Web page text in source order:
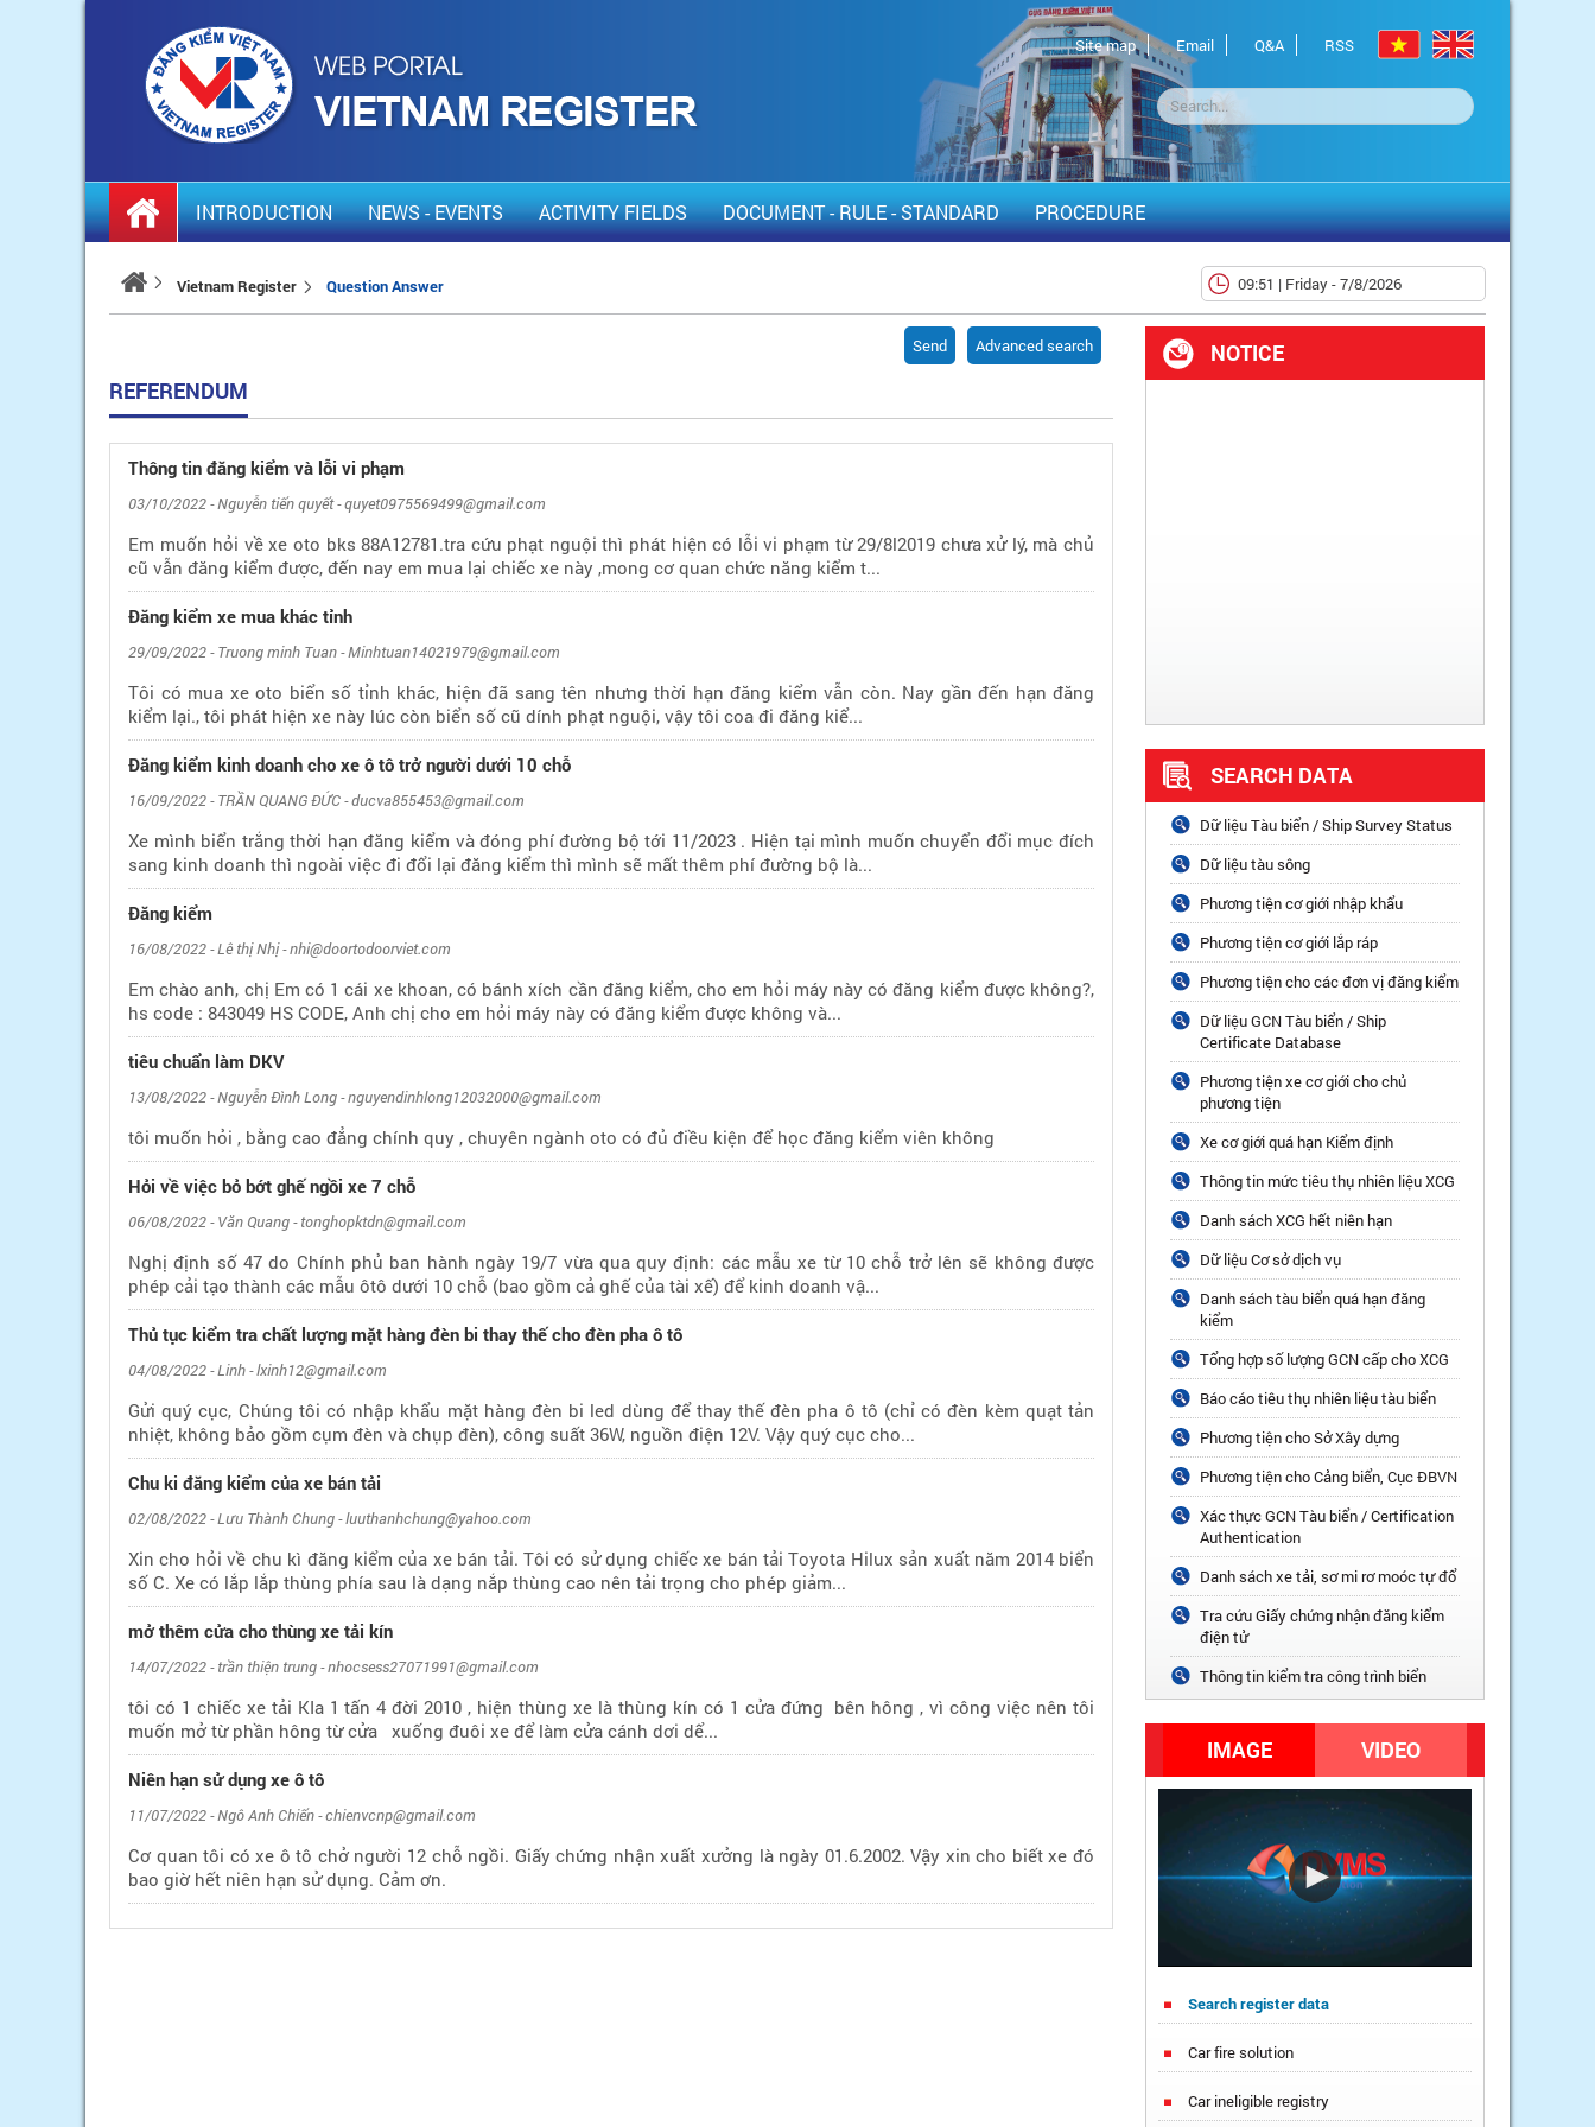
Site map Email Q&A RSS
INTRODUCTION NEWS - EVENTS ACTIVITY FIELDS DOCUMENT - RULE - STANDARD PROCEDURE
Vietnam Register Question Answer 09:51 | Friday - 7/8/2026
Send Advanced search
REFERENDUM
Thông tin đăng kiểm và lỗi vi phạm
03/10/2022 - Nguyễn tiến quyết - quyet0975569499@gmail.com
Em muốn hỏi về xe oto bks 88A12781.tra cứu phạt nguội thì phát hiện có lỗi vi phạm từ 29/8l2019 chưa xử lý, mà chủ
cũ vẫn đăng kiểm được, đến nay em mua lại chiếc xe này ,mong cơ quan chức năng kiểm t...
Đăng kiểm xe mua khác tỉnh
29/09/2022 - Truong minh Tuan - Minhtuan14021979@gmail.com
Tôi có mua xe oto biển số tỉnh khác, hiện đã sang tên nhưng thời hạn đăng kiểm vẫn còn. Nay gần đến hạn đăng
kiểm lại., tôi phát hiện xe này lúc còn biển số cũ dính phạt nguội, vậy tôi coa đi đăng kiể...
Đăng kiểm kinh doanh cho xe ô tô trở người dưới 10 chỗ
16/09/2022 - TRẦN QUANG ĐỨC - ducva855453@gmail.com
Xe mình biển trắng thời hạn đăng kiểm và đóng phí đường bộ tới 11/2023 . Hiện tại mình muốn chuyển đổi mục đích
sang kinh doanh thì ngoài việc đi đổi lại đăng kiểm thì mình sẽ mất thêm phí đường bộ là...
Đăng kiểm
16/08/2022 - Lê thị Nhị - nhi@doortodoorviet.com
Em chào anh, chị Em có 1 cái xe khoan, có bánh xích cần đăng kiểm, cho em hỏi máy này có đăng kiểm được không?,
hs code : 843049 HS CODE, Anh chị cho em hỏi máy này có đăng kiểm được không và...
tiêu chuẩn làm DKV
13/08/2022 - Nguyễn Đình Long - nguyendinhlong12032000@gmail.com
tôi muốn hỏi , bằng cao đẳng chính quy , chuyên ngành oto có đủ điều kiện để học đăng kiểm viên không
Hỏi về việc bỏ bớt ghế ngồi xe 7 chỗ
06/08/2022 - Văn Quang - tonghopktdn@gmail.com
Nghị định số 47 do Chính phủ ban hành ngày 19/7 vừa qua quy định: các mẫu xe từ 10 chỗ trở lên sẽ không được
phép cải tạo thành các mẫu ôtô dưới 10 chỗ (bao gồm cả ghế của tài xế) để kinh doanh vậ...
Thủ tục kiểm tra chất lượng mặt hàng đèn bi thay thế cho đèn pha ô tô
04/08/2022 - Linh - lxinh12@gmail.com
Gửi quý cục, Chúng tôi có nhập khẩu mặt hàng đèn bi led dùng để thay thế đèn pha ô tô (chỉ có đèn kèm quạt tản
nhiệt, không bảo gồm cụm đèn và chụp đèn), công suất 36W, nguồn điện 12V. Vậy quý cục cho...
Chu ki đăng kiểm của xe bán tải
02/08/2022 - Lưu Thành Chung - luuthanhchung@yahoo.com
Xin cho hỏi về chu kì đăng kiểm của xe bán tải. Tôi có sử dụng chiếc xe bán tải Toyota Hilux sản xuất năm 2014 biển
số C. Xe có lắp lắp thùng phía sau là dạng nắp thùng cao nên tải trọng cho phép giảm...
mở thêm cửa cho thùng xe tải kín
14/07/2022 - trần thiện trung - nhocsess27071991@gmail.com
tôi có 1 chiếc xe tải KIa 1 tấn 4 đời 2010 , hiện thùng xe là thùng kín có 1 cửa đứng bên hông , vì công việc nên tôi
muốn mở từ phần hông từ cửa xuống đuôi xe để làm cửa cánh dơi dể...
Niên hạn sử dụng xe ô tô
11/07/2022 - Ngô Anh Chiến - chienvcnp@gmail.com
Cơ quan tôi có xe ô tô chở người 12 chỗ ngồi. Giấy chứng nhận xuất xưởng là ngày 01.6.2002. Vậy xin cho biết xe đó
bao giờ hết niên hạn sử dụng. Cảm ơn.
NOTICE
SEARCH DATA
Dữ liệu Tàu biển / Ship Survey Status
Dữ liệu tàu sông
Phương tiện cơ giới nhập khẩu
Phương tiện cơ giới lắp ráp
Phương tiện cho các đơn vị đăng kiểm
Dữ liệu GCN Tàu biển / Ship
Certificate Database
Phương tiện xe cơ giới cho chủ
phương tiện
Xe cơ giới quá hạn Kiểm định
Thông tin mức tiêu thụ nhiên liệu XCG
Danh sách XCG hết niên hạn
Dữ liệu Cơ sở dịch vụ
Danh sách tàu biển quá hạn đăng
kiểm
Tổng hợp số lượng GCN cấp cho XCG
Báo cáo tiêu thụ nhiên liệu tàu biển
Phương tiện cho Sở Xây dựng
Phương tiện cho Cảng biển, Cục ĐBVN
Xác thực GCN Tàu biển / Certification
Authentication
Danh sách xe tải, sơ mi rơ moóc tự đổ
Tra cứu Giấy chứng nhận đăng kiểm
điện tử
Thông tin kiểm tra công trình biển
VIDEO
IMAGE
Search register data
Car fire solution
Car ineligible registry